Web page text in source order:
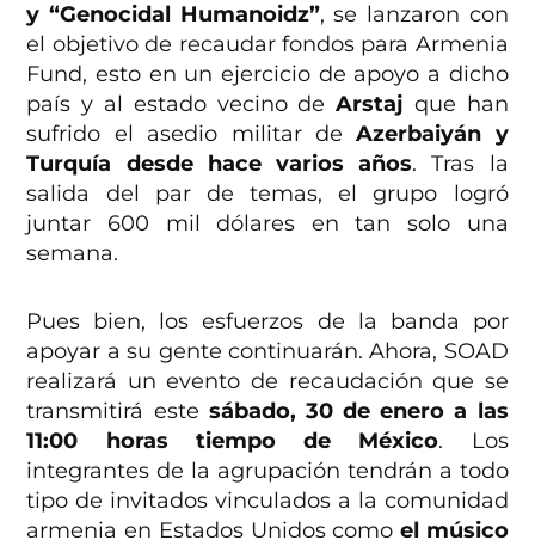
y “Genocidal Humanoidz”, se lanzaron con
el objetivo de recaudar fondos para Armenia
Fund, esto en un ejercicio de apoyo a dicho
país y al estado vecino deArstaj que han
sufrido el asedio militar de Azerbaiyán y
Turquía desde hace varios años. Tras la
salida del par de temas, el grupo logró
juntar 600 mil dólares en tan solo una
semana.
Pues bien, los esfuerzos de la banda por
apoyar a su gente continuarán. Ahora, SOAD
realizará un evento de recaudación que se
transmitirá este sábado, 30 de enero a las
11:00 horas tiempo de México. Los
integrantes de la agrupación tendrán a todo
tipo de invitados vinculados a la comunidad
armenia en Estados Unidos como el músico